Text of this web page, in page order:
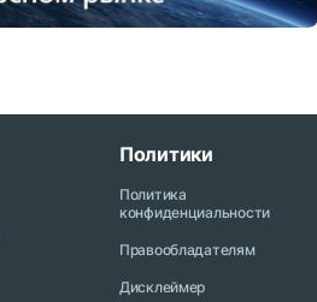
Политики
Политика
конфиденциальности
Правообладателям
Дисклеймер